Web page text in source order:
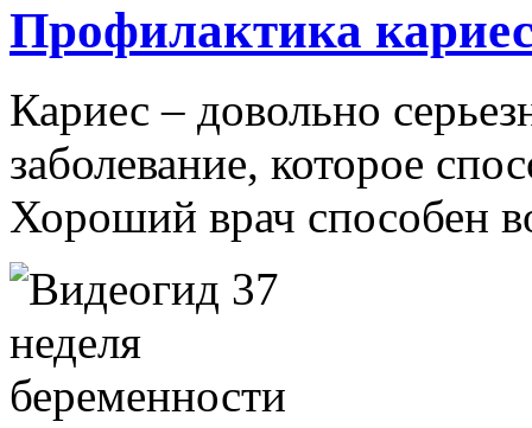
Профилактика
Кариес – довольно
заболевание, которое
Хороший врач способен